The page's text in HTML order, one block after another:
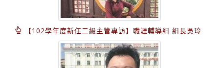
【102學年度新任二級主管專訪】職涯輔導組 組長吳玲